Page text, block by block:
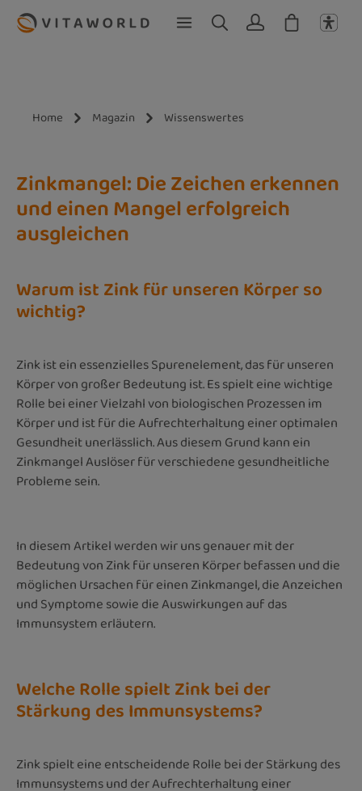
Zum Hauptinhalt springen
Home Magazin Wissenswertes
Zinkmangel: Die Zeichen erkennen
und einen Mangel erfolgreich
ausgleichen
Warum ist Zink für unseren Körper so
wichtig?
Zink ist ein essenzielles Spurenelement, das für unseren
Körper von großer Bedeutung ist. Es spielt eine wichtige
Rolle bei einer Vielzahl von biologischen Prozessen im
Körper und ist für die Aufrechterhaltung einer optimalen
Gesundheit unerlässlich. Aus diesem Grund kann ein
Zinkmangel Auslöser für verschiedene gesundheitliche
Probleme sein.
In diesem Artikel werden wir uns genauer mit der
Bedeutung von Zink für unseren Körper befassen und die
möglichen Ursachen für einen Zinkmangel, die Anzeichen
und Symptome sowie die Auswirkungen auf das
Immunsystem erläutern.
Welche Rolle spielt Zink bei der
Stärkung des Immunsystems?
Zink spielt eine entscheidende Rolle bei der Stärkung des
Immunsystems und der Aufrechterhaltung einer